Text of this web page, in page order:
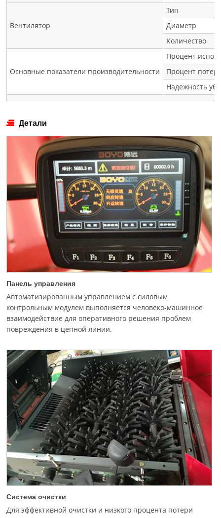
Вентилятор
Тип
Диаметр
Количество
Основные показатели производительности
Процент
Процент
Надежность
Детали
Панель управления
Автоматизированным управлением с силовым
контрольным модулем выполняется человеко-машинное
взаимодействие для оперативного решения проблем
повреждения в цепной линии.
Система очистки
Для эффективной очистки и низкого процента потери